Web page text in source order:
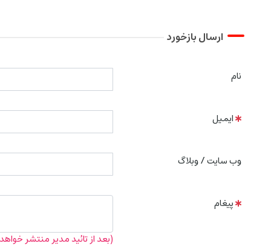
ارسال بازخورد
نام
ایمیل
وب سایت / وبلاگ
پیغام
(بعد از تائید مدیر منتشر